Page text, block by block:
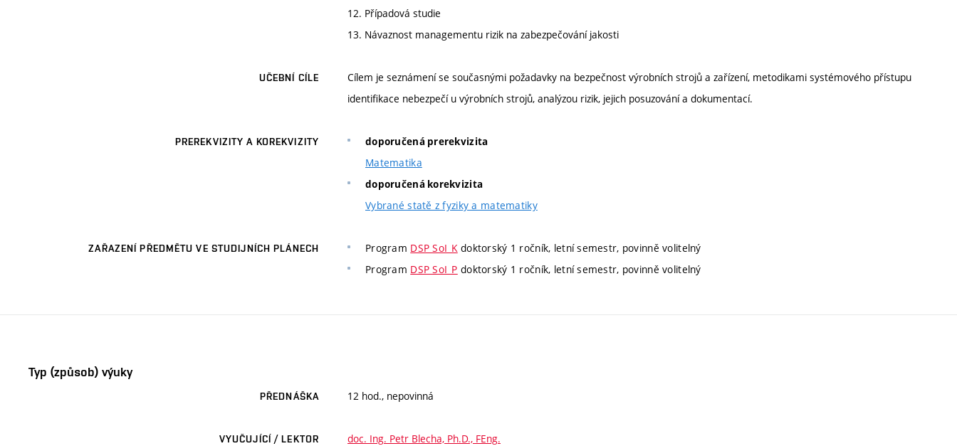
12. Případová studie
13. Návaznost managementu rizik na zabezpečování jakosti
UČEBNÍ CÍLE
Cílem je seznámení se současnými požadavky na bezpečnost výrobních strojů a zařízení, metodikami systémového přístupu
identifikace nebezpečí u výrobních strojů, analýzou rizik, jejich posuzování a dokumentací.
PREREKVIZITY A KOREKVIZITY doporučená prerekvizita
Matematika
doporučená korekvizita
Vybrané statě z fyziky a matematiky
ZAŘAZENÍ PŘEDMĚTU VE STUDIJNÍCH PLÁNECH Program DSP SoI_Kdoktorský 1 ročník, letní semestr, povinně volitelný
Program DSP SoI_P doktorský 1 ročník, letní semestr, povinně volitelný
Typ (způsob) výuky
PŘEDNÁŠKA 12 hod., nepovinná
VYUČUJÍCÍ / LEKTOR doc. Ing. Petr Blecha, Ph.D., FEng.